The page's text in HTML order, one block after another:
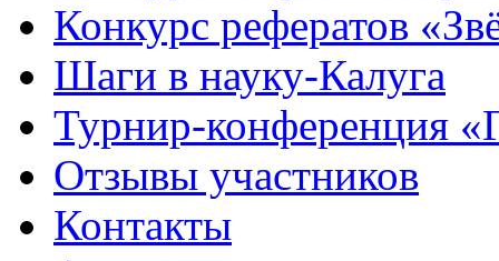
Конкурс рефератов
Шаги в науку-Калуга
Турнир-конференция
Отзывы участников
Контакты